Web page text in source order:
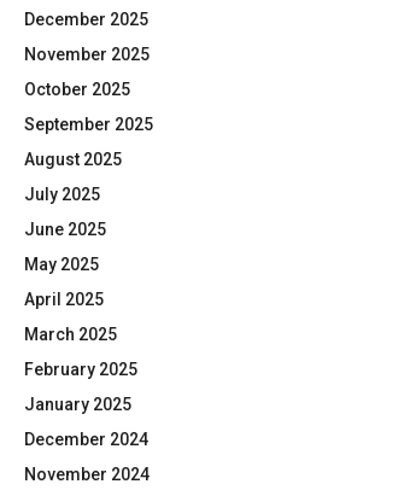
December 2025
November 2025
October 2025
September 2025
August 2025
July 2025
June 2025
May 2025
April 2025
March 2025
February 2025
January 2025
December 2024
November 2024